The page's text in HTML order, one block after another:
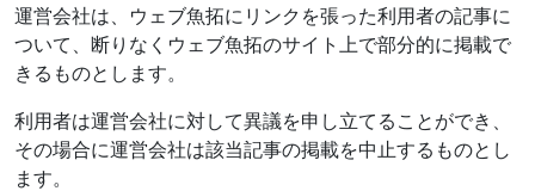
運営会社は、ウェブ魚拓にリンクを張った利用者の記事に
ついて、断りなくウェブ魚拓のサイト上で部分的に掲載で
きるものとします。
利用者は運営会社に対して異議を申し立てることができ、
その場合に運営会社は該当記事の掲載を中止するものとし
ます。